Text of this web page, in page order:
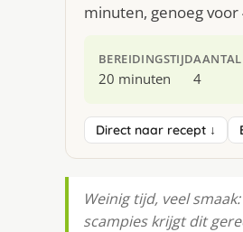
minuten, genoeg
BEREIDINGSTIJD
20 minuten
AANTAL
4
Direct naar recept ↓
Weinig tijd, veel
scampies krijgt dit